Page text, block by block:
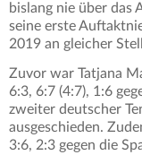
bislang nie über das
seine erste
2019 an gleicher
Zuvor war Tatjana
6:3, 6:7 (4:7), 1:6
zweiter deutscher
ausgeschieden.
3:6, 2:3 gegen die